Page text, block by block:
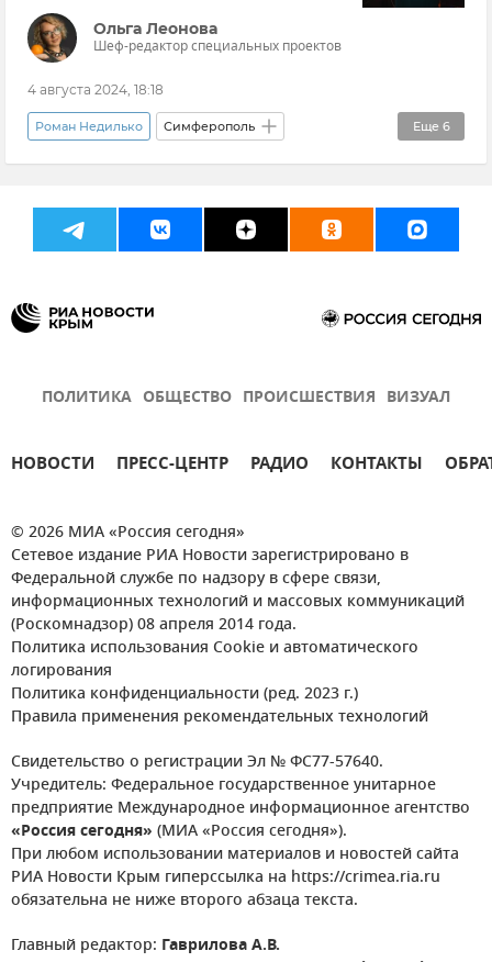
Ольга Леонова
Шеф-редактор специальных проектов
4 августа 2024, 18:18
Еще 6
Роман Недилько Симферополь
Эксклюзивы РИА Новости Крым Общество
Протезирование Инвалидность Крым
ПОЛИТИКА ОБЩЕСТВО ПРОИСШЕСТВИЯ ВИЗУАЛ
НОВОСТИ ПРЕСС-ЦЕНТР РАДИО КОНТАКТЫ
© 2026 МИА «Россия сегодня»
Сетевое издание РИА Новости зарегистрировано в
Федеральной службе по надзору в сфере связи,
информационных технологий и массовых коммуникаций
(Роскомнадзор) 08 апреля 2014 года.
Политика использования Cookie и автоматического
логирования
Политика конфиденциальности (ред. 2023 г.)
Правила применения рекомендательных технологий
Свидетельство о регистрации Эл № ФС77-57640.
Учредитель: Федеральное государственное унитарное
предприятие Международное информационное агентство
«Россия сегодня» (МИА «Россия сегодня»).
При любом использовании материалов и новостей сайта
РИА Новости Крым гиперссылка на https://crimea.ria.ru
обязательна не ниже второго абзаца текста.
Главный редактор: Гаврилова А.В.